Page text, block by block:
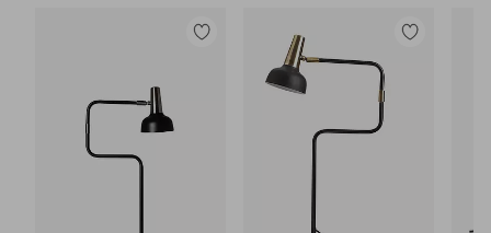
Tilføj
Tilføj